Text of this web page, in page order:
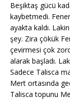
Beşiktaş gücü
kaybetmedi.
ayakta kaldı.
şey. Zira çökük
çevirmesi çok
alarak başladı.
Sadece Talisca
Mert ortasında
Talisca topunu